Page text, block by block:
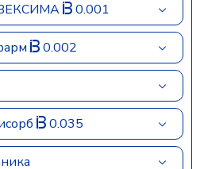
0.001
0.002
0.035